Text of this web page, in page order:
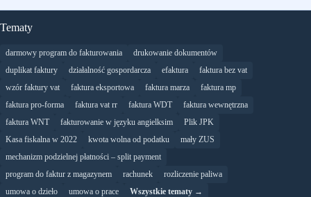
Tematy
darmowy program do fakturowania
drukowanie dokumentów
duplikat faktury
działalność gospordarcza efaktura
faktura bez vat
wzór faktury vat
faktura eksportowa faktura marza
faktura mp
faktura pro-forma
faktura vat rr faktura WDT
faktura wewnętrzna
faktura WNT
fakturowanie w języku angielksim
Plik JPK
Kasa fiskalna w 2022
kwota wolna od podatku
mały ZUS
mechanizm podzielnej płatności – split payment
program do faktur z magazynem
rachunek
rozliczenie paliwa
umowa o dzieło
umowa o prace Wszystkie tematy →